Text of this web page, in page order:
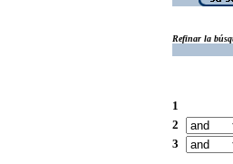
Refinar la
1
2
3